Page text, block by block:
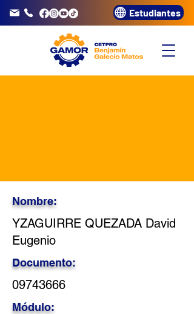
3320072 Estudiantes
Nombre:
YZAGUIRRE QUEZADA David
Eugenio
Documento:
09743666
Módulo: